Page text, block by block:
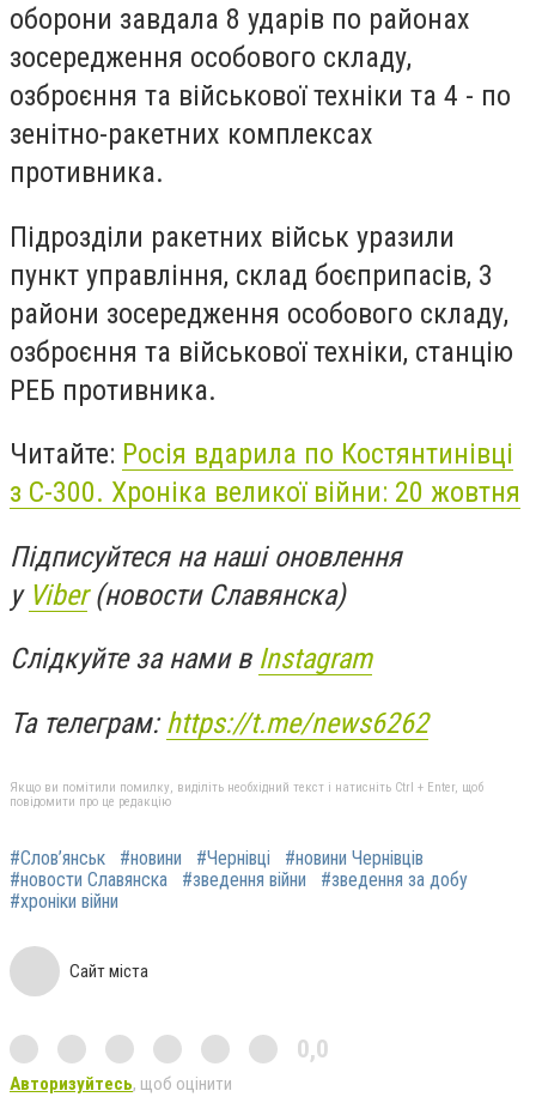
оборони завдала 8 ударів по районах
зосередження особового складу,
озброєння та військової техніки та 4 - по
зенітно-ракетних комплексах
противника.
Підрозділи ракетних військ уразили
пункт управління, склад боєприпасів, 3
райони зосередження особового складу,
озброєння та військової техніки, станцію
РЕБ противника.
Читайте: Росія вдарила по Костянтинівці
з С-300. Хроніка великої війни: 20 жовтня
Підписуйтеся на наші оновлення
у Viber(новости Славянска)
Слідкуйте за нами в Instagram
Та телеграм:https://t.me/news6262
Якщо ви помітили помилку, виділіть необхідний текст і натисніть Ctrl + Enter, щоб
повідомити про це редакцію
#Слов’янськ #новини #Чернівці
#новини Чернівців
#новости Славянска
#зведення війни
#зведення за добу
#хроніки війни
Сайт міста
0,0
Авторизуйтесь, щоб оцінити